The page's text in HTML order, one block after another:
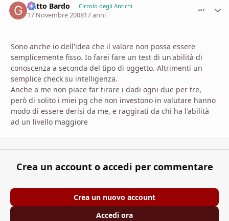
Gatto Bardo Circolo degli Antichi
17 Novembre 200817 anni
Sono anche io dell'idea che il valore non possa essere
semplicemente fisso. Io farei fare un test di un'abilità di
conoscenza a seconda del tipo di oggetto. Altrimenti un
semplice check su intelligenza.
Anche a me non piace far tirare i dadi ogni due per tre,
però di solito i miei pg che non investono in valutare hanno
modo di essere derisi da me, e raggirati da chi ha l'abilità
ad un livello maggiore
Crea un account o accedi per commentare
Crea un nuovo account
Accedi ora